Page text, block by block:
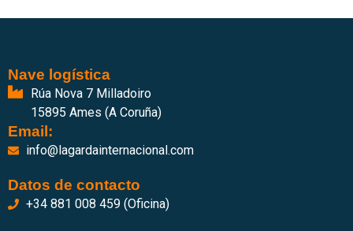
Nave logística
Rúa Nova 7 Milladoiro
15895 Ames (A Coruña)
Email:
info@lagardainternacional.com
Datos de contacto
+34 881 008 459 (Oficina)